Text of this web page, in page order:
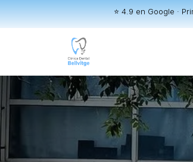
⭐ 4.9 en Google ·